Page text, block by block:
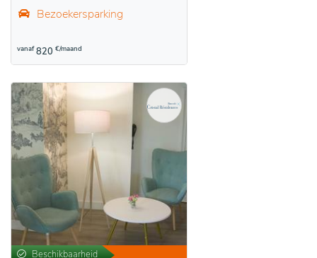
Bezoekersparking
vanaf 820 €/maand
Beschikbaarheid